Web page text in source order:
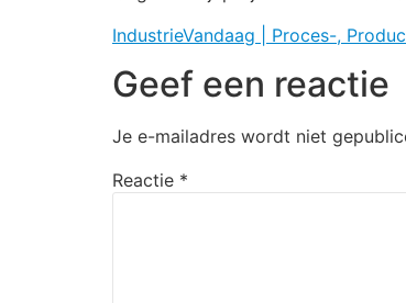
IndustrieVandaag | Proces-,
Geef een reactie
Je e-mailadres wordt niet
Reactie *